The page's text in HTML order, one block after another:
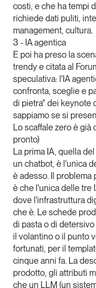
costi, e che ha tempi
richiede dati puliti,
management, cultura.
3 - IA agentica
E poi ha preso la
trendy e citata al
speculativa: l'IA
confronta, sceglie e
di pietra" dei keynote
sappiamo se si
Lo scaffale zero è già
pronto)
La prima IA, quella
un chatbot, è l'unica
è adesso. Il problema
è che l'unica delle tre
dove l'infrastruttura
che è. Le schede
di pasta o di
il volantino o il punto
fortunati, per il
cinque anni fa. La
prodotto, gli attributi
che un LLM (un